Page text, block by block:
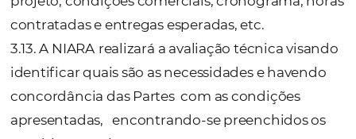
3.9.2. Qualquer alteração nas informações
disponibilizadas à NIARA, após a respectiva
configuração, deverá ser prontamente